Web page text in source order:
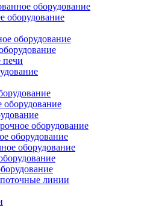
оборудование
оборудование
оборудование
печи
оборудование
оборудование
оборудование
линии